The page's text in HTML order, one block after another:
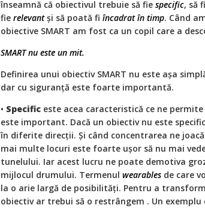
înseamnă că obiectivul trebuie să fie specific, să
fie relevantși să poată fi încadrat în timp. Când
obiective SMART am fost ca un copil care a
SMART nu este un mit.
Definirea unui obiectiv SMART nu este așa
dar cu siguranță este foarte importantă.
• Specific este acea caracteristică ce ne
este important. Dacă un obiectiv nu este
în diferite direcții. Și când concentrarea ne
mai multe locuri este foarte ușor să nu mai
tunelului. Iar acest lucru ne poate demotiva
mijlocul drumului. Termenul wearables de care
la o arie largă de posibilități. Pentru a
obiectiv ar trebui să o restrângem . Un